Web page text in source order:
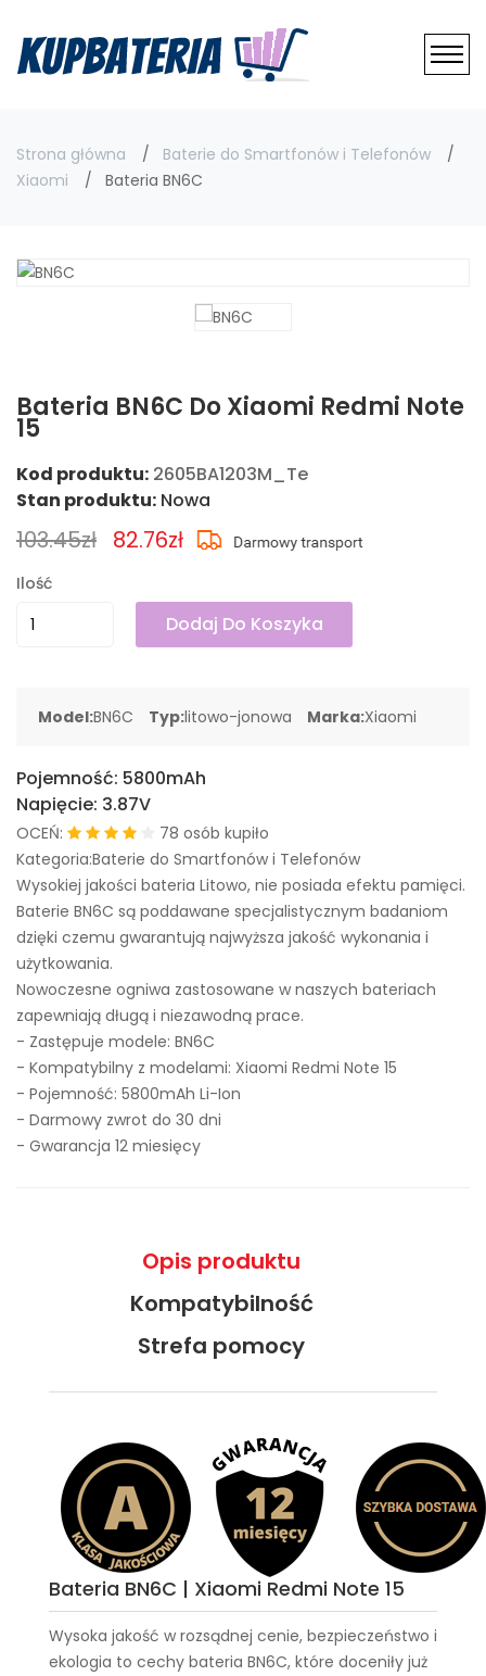
Strona główna
Baterie do Smartfonów i Telefonów
Xiaomi
Bateria BN6C
Bateria BN6C Do Xiaomi Redmi Note
15
Kod produktu: 2605BA1203M_Te
Stan produktu: Nowa
103.45zł 82.76zł
Ilość
Dodaj Do Koszyka
Model:BN6C Typ:litowo-jonowa Marka:Xiaomi
Pojemność: 5800mAh
Napięcie: 3.87V
OCEŃ:
78 osób kupiło
Kategoria:Baterie do Smartfonów i Telefonów
Wysokiej jakości bateria Litowo, nie posiada efektu pamięci.
Baterie BN6C są poddawane specjalistycznym badaniom
dzięki czemu gwarantują najwyższa jakość wykonania i
użytkowania.
Nowoczesne ogniwa zastosowane w naszych bateriach
zapewniają długą i niezawodną prace.
- Zastępuje modele: BN6C
- Kompatybilny z modelami: Xiaomi Redmi Note 15
- Pojemność: 5800mAh Li-Ion
- Darmowy zwrot do 30 dni
- Gwarancja 12 miesięcy
Opis produktu
Kompatybilność
Strefa pomocy
Bateria BN6C | Xiaomi Redmi Note 15
Wysoka jakość w rozsądnej cenie, bezpieczeństwo i
ekologia to cechy bateria BN6C, które doceniły już